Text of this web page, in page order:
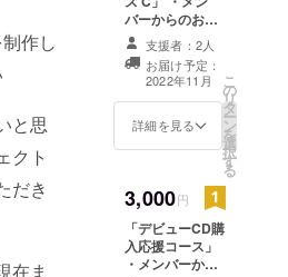
作し
と思
クト
だき
在ま
バーからのお礼
コメント＆サイ
ンが入ったA4
メッセージカー
ド（全支援者共
通） ・メンバー
からの支援者様
送付※メールで送
付いたします。
備考欄にお呼び
するお名前をご
記入ください。
支援者：2人
お届け予定：
2022年11月
詳細を見る
こ
の
リ
タ
ー
ン
を
選
択
す
る
3,000円
「デビューCD購
入応援コース」
・メンバーから